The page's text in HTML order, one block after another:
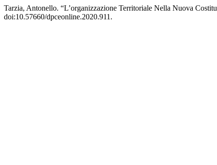
Tarzia, Antonello. “L’organizzazione Territoriale Nella Nuova
doi:10.57660/dpceonline.2020.911.